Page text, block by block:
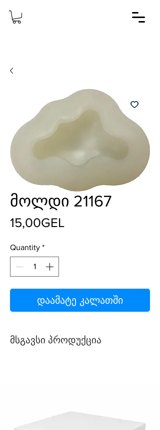
მოლდი 21167
15,00GEL
Quantity *
დაამატე კალათში
მსგავსი პროდუქცია